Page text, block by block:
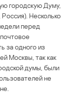
городскую Думу,
Несколько
перед
за одного из
Москвы, так как
думы, были
не